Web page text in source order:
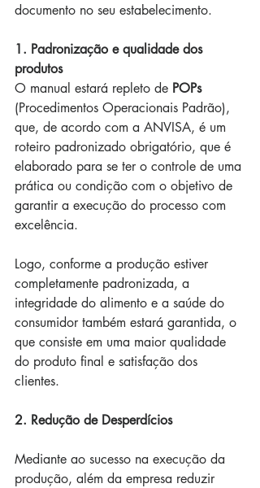
documento no seu estabelecimento.
1. Padronização e qualidade dos
produtos
O manual estará repleto de POPs
(Procedimentos Operacionais Padrão),
que, de acordo com a ANVISA, é um
roteiro padronizado obrigatório, que é
elaborado para se ter o controle de uma
prática ou condição com o objetivo de
garantir a execução do processo com
excelência.
Logo, conforme a produção estiver
completamente padronizada, a
integridade do alimento e a saúde do
consumidor também estará garantida, o
que consiste em uma maior qualidade
do produto final e satisfação dos
clientes.
2. Redução de Desperdícios
Mediante ao sucesso na execução da
produção, além da empresa reduzir